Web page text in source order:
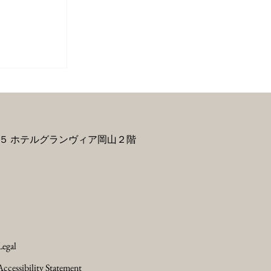
Statement
ホテルグランヴィア岡山２階